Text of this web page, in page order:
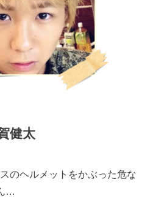
健太
のヘルメットをかぶった危な
…